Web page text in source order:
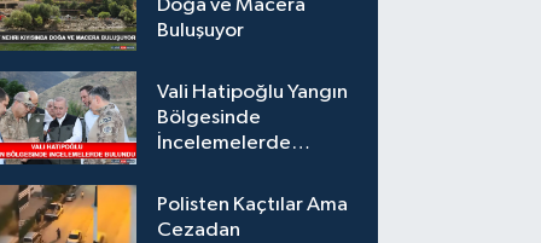
Doğa ve Macera
Buluşuyor
Vali Hatipoğlu Yangın
Bölgesinde
İncelemelerde
Polisten Kaçtılar Ama
Cezadan